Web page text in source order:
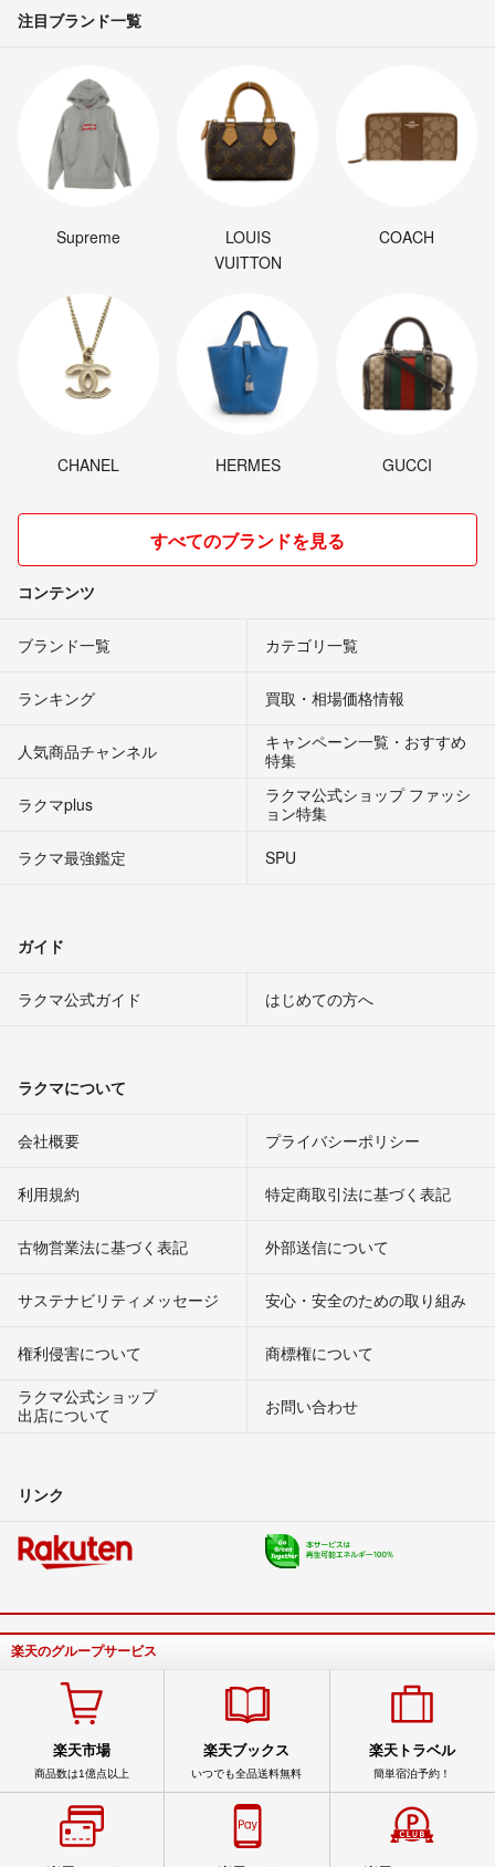
注目ブランド一覧
Supreme
LOUIS
VUITTON
COACH
CHANEL HERMES GUCCI
すべてのブランドを見る
コンテンツ
ブランド一覧 カテゴリ一覧
ランキング 買取・相場価格情報
人気商品チャンネル
キャンペーン一覧・おすすめ
特集
ラクマplus
ラクマ公式ショップ ファッシ
ョン特集
ラクマ最強鑑定
SPU
ガイド
ラクマ公式ガイド はじめての方へ
ラクマについて
会社概要 プライバシーポリシー
利用規約 特定商取引法に基づく表記
古物営業法に基づく表記 外部送信について
サステナビリティメッセージ 安心・安全のための取り組み
権利侵害について
商標権について
ラクマ公式ショップ
出店について
お問い合わせ
リンク
楽天のグループサービス
楽天市場
商品数は1億点以上
楽天ブックス
いつでも全品送料無料
楽天トラベル
簡単宿泊予約！